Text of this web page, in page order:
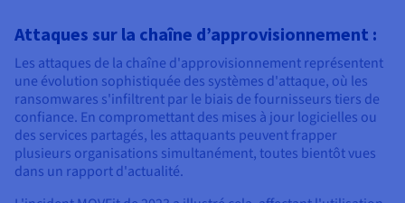
Attaques sur la chaîne d’approvisionnement :
Les attaques de la chaîne d'approvisionnement représentent
une évolution sophistiquée des systèmes d'attaque, où les
ransomwares s'infiltrent par le biais de fournisseurs tiers de
confiance. En compromettant des mises à jour logicielles ou
des services partagés, les attaquants peuvent frapper
plusieurs organisations simultanément, toutes bientôt vues
dans un rapport d'actualité.